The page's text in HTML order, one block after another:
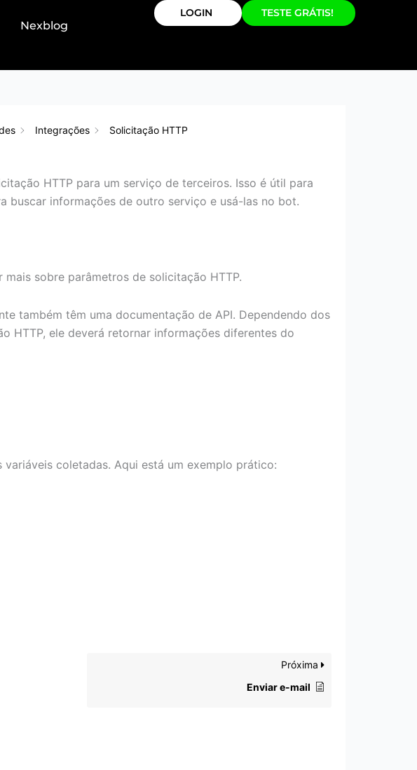
Nexblog
LOGIN TESTE GRÁTIS!
Integrações Solicitação HTTP
HTTP para um serviço de terceiros. Isso é útil para
buscar informações de outro serviço e usá-las no bot.
sobre parâmetros de solicitação HTTP.
também têm uma documentação de API. Dependendo dos
HTTP, ele deverá retornar informações diferentes do
​​coletadas. Aqui está um exemplo prático:
Próxima
Enviar e-mail